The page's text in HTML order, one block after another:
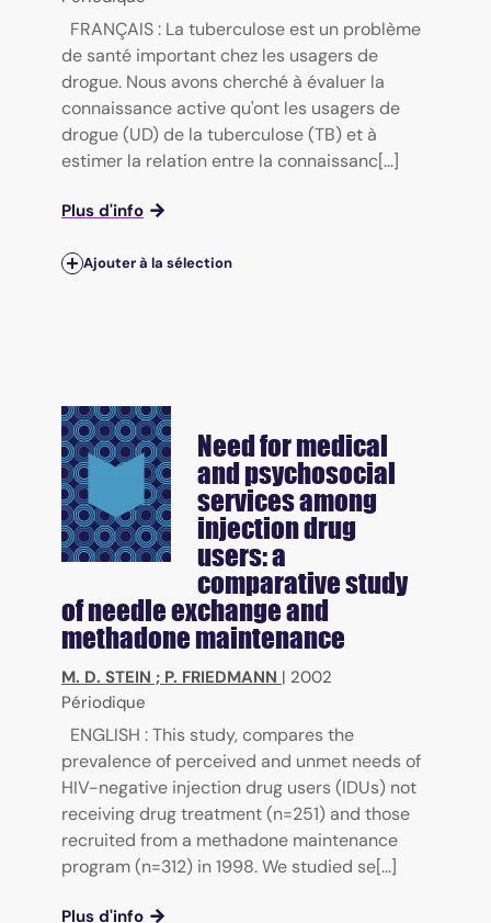
FRANÇAIS : La tuberculose est un problème
de santé important chez les usagers de
drogue. Nous avons cherché à évaluer la
connaissance active qu'ont les usagers de
drogue (UD) de la tuberculose (TB) et à
estimer la relation entre la connaissanc[...]
Plus d'info
Ajouter à la sélection
Need for medical
and psychosocial
services among
injection drug
users: a
comparative study
of needle exchange and
methadone maintenance
M. D. STEIN ; P. FRIEDMANN | 2002
Périodique
ENGLISH : This study, compares the
prevalence of perceived and unmet needs of
HIV-negative injection drug users (IDUs) not
receiving drug treatment (n=251) and those
recruited from a methadone maintenance
program (n=312) in 1998. We studied se[...]
Plus d'info